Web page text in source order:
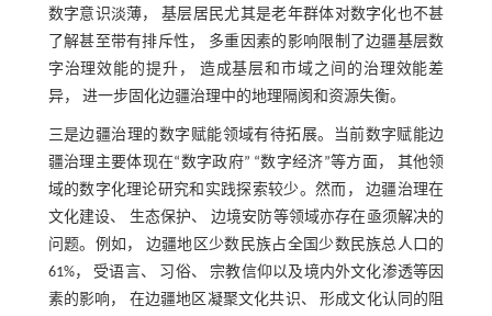
数字意识淡薄， 基层居民尤其是老年群体对数字化也不甚
了解甚至带有排斥性， 多重因素的影响限制了边疆基层数
字治理效能的提升， 造成基层和市域之间的治理效能差
异， 进一步固化边疆治理中的地理隔阂和资源失衡。
三是边疆治理的数字赋能领域有待拓展。当前数字赋能边
疆治理主要体现在“数字政府” “数字经济”等方面， 其他领
域的数字化理论研究和实践探索较少。然而， 边疆治理在
文化建设、 生态保护、 边境安防等领域亦存在亟须解决的
问题。例如， 边疆地区少数民族占全国少数民族总人口的
61%， 受语言、 习俗、 宗教信仰以及境内外文化渗透等因
素的影响， 在边疆地区凝聚文化共识、 形成文化认同的阻